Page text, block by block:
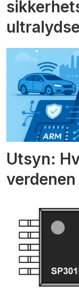
Utsyn: